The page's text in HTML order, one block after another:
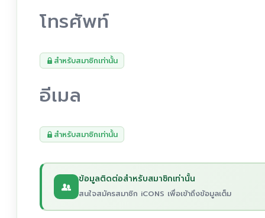
โทรศัพท์
สำหรับสมาชิกเท่านั้น
อีเมล
สำหรับสมาชิกเท่านั้น
ข้อมูลติดต่อสำหรับสมาชิกเท่านั้น
สนใจสมัครสมาชิก iCONS เพื่อเข้าถึงข้อมูลเต็ม